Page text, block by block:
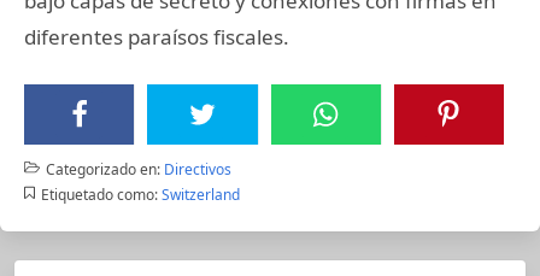
diferentes paraísos fiscales.
Categorizado en: Directivos
Etiquetado como: Switzerland